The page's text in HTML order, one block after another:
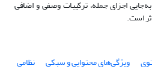
اجزای جمله، ترکیبات وصفی و اضافی
است.
ویژگی‌های محتوایی و سبکی نظامی